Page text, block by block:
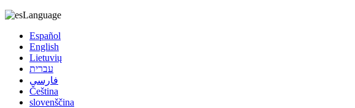
Language
Español
English
Lietuvių
עברית
فارسی
Čeština
slovenščina